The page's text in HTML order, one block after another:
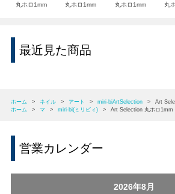
丸ホロ1mm
丸ホロ1mm
丸ホロ1mm
丸
最近見た商品
ホーム > ネイル > アート > miri-biArtSelection >
Art
ホーム
> マ > miri-bi(ミリビィ) > Art Selection 丸ホロ1mm
営業カレンダー
2026年8月